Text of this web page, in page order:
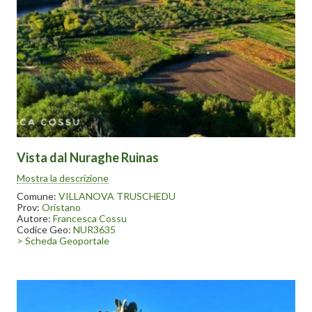
Vista dal Nuraghe Ruinas
Si tratta di un monotorre posto sopra un dirupo da cui si domina
tutta l’area del fiume Tirso sottostante il paese di Villanova
Truschedu. La tholos è crollata verso l’interno e il nuraghe non è
soggetto a manutenzione e non è mai stato indagato.
Mostra la descrizione
Comune: VILLANOVA TRUSCHEDU
Prov: Oristano
Autore: Francesca Cossu
Codice Geo: NUR3635
> Scheda Geoportale